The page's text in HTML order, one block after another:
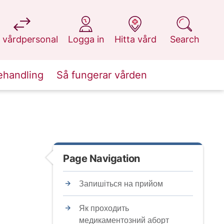
vårdpersonal
at 1177.se
Logga in
at 1177.se
Hitta vård
at 1177.se
Search
at 1177.se
Så fungerar vården
Page Navigation
Запишіться на прийом
Як проходить
медикаментозний аборт